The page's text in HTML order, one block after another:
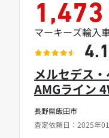
長野県飯田市
査定依頼日：2025年
メルセデス
AMGライン
1,473
マーキーズ輸入
4.1